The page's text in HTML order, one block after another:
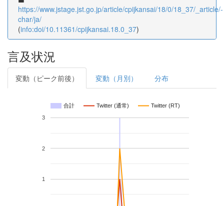
https://www.jstage.jst.go.jp/article/cpijkansai/18/0/18_37/_article/-
char/ja/
(info:doi/10.11361/cpijkansai.18.0_37)
言及状況
変動（ピーク前後） 変動（月別） 分布
合計 Twitter (通常) Twitter (RT)
1
2
3